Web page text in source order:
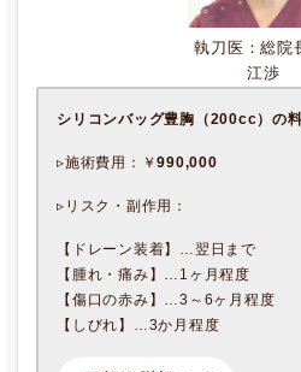
執刀医：総院
江渉
シリコンバッグ豊胸（200cc） の
▹施術費用：￥990,000
▹リスク・副作用：
【ドレーン装着】…翌日まで
【腫れ・痛み】…1ヶ月程度
【傷口の赤み】…3～6ヶ月程度
【しびれ】…3か月程度